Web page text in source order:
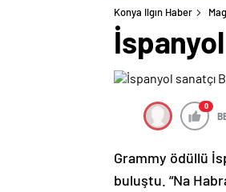
Konya Ilgın Haber
0
Grammy ödüllü
buluştu. “Na